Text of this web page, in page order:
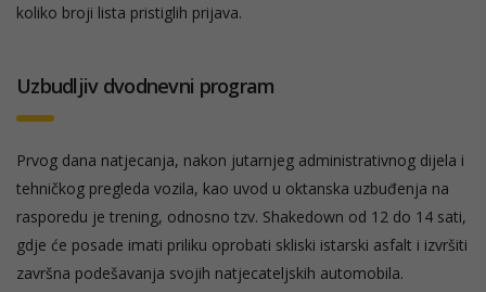
koliko broji lista pristiglih prijava.
Uzbudljiv dvodnevni program
Prvog dana natjecanja, nakon jutarnjeg administrativnog dijela i
tehničkog pregleda vozila, kao uvod u oktanska uzbuđenja na
rasporedu je trening, odnosno tzv. Shakedown od 12 do 14 sati,
gdje će posade imati priliku oprobati skliski istarski asfalt i izvršiti
završna podešavanja svojih natjecateljskih automobila.